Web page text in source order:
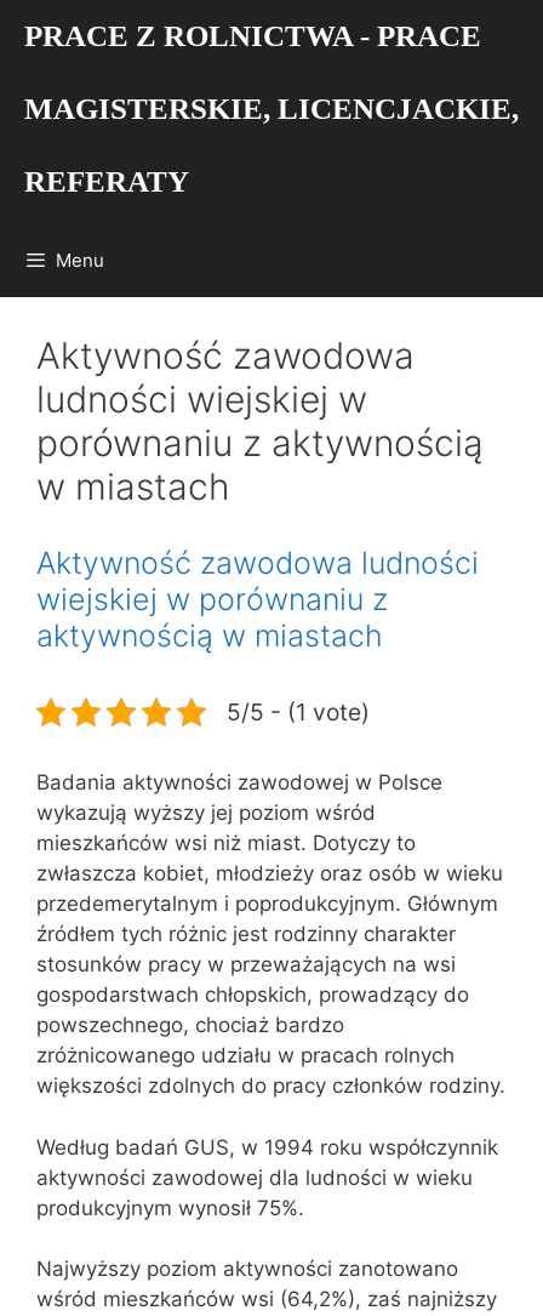
PRACE Z ROLNICTWA - PRACE
MAGISTERSKIE, LICENCJACKIE,
REFERATY
Menu
Aktywność zawodowa
ludności wiejskiej w
porównaniu z aktywnością
w miastach
Aktywność zawodowa ludności
wiejskiej w porównaniu z
aktywnością w miastach
5/5 - (1 vote)
Badania aktywności zawodowej w Polsce
wykazują wyższy jej poziom wśród
mieszkańców wsi niż miast. Dotyczy to
zwłaszcza kobiet, młodzieży oraz osób w wieku
przedemerytalnym i poprodukcyjnym. Głównym
źródłem tych różnic jest rodzinny charakter
stosunków pracy w przeważających na wsi
gospodarstwach chłopskich, prowadzący do
powszechnego, chociaż bardzo
zróżnicowanego udziału w pracach rolnych
większości zdolnych do pracy członków rodziny.
Według badań GUS, w 1994 roku współczynnik
aktywności zawodowej dla ludności w wieku
produkcyjnym wynosił 75%.
Najwyższy poziom aktywności zanotowano
wśród mieszkańców wsi (64,2%), zaś najniższy